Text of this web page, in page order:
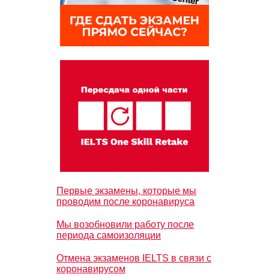
Первые экзамены, которые мы
проводим после коронавируса
Мы возобновили работу после
периода самоизоляции
Отмена экзаменов IELTS в связи с
коронавирусом